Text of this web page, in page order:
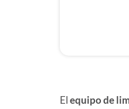
Elequipo de